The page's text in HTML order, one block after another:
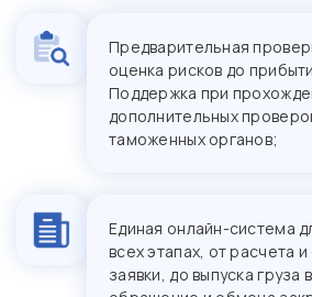
Предварительная
оценка рисков до
Поддержка при
дополнительных
таможенных органов;
Единая онлайн-система
всех этапах, от расчета
заявки, до выпуска груза